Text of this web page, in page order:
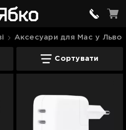
Аксесуари для Mac у
для Mac у Львові
Сортувати